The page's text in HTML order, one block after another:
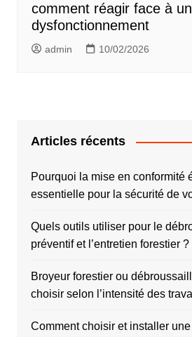
comment réagir face à un
dysfonctionnement
admin 10/02/2026
Articles récents
Pourquoi la mise en conformité
essentielle pour la sécurité de
Quels outils utiliser pour le
préventif et l’entretien forestier ?
Broyeur forestier ou
choisir selon l’intensité des
Comment choisir et installer